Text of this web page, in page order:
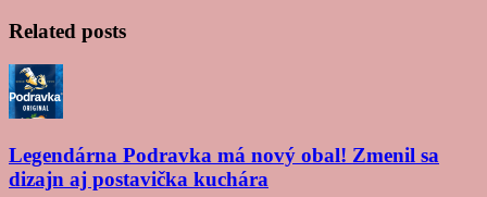
Related posts
Legendárna Podravka má nový obal! Zmenil sa
dizajn aj postavička kuchára